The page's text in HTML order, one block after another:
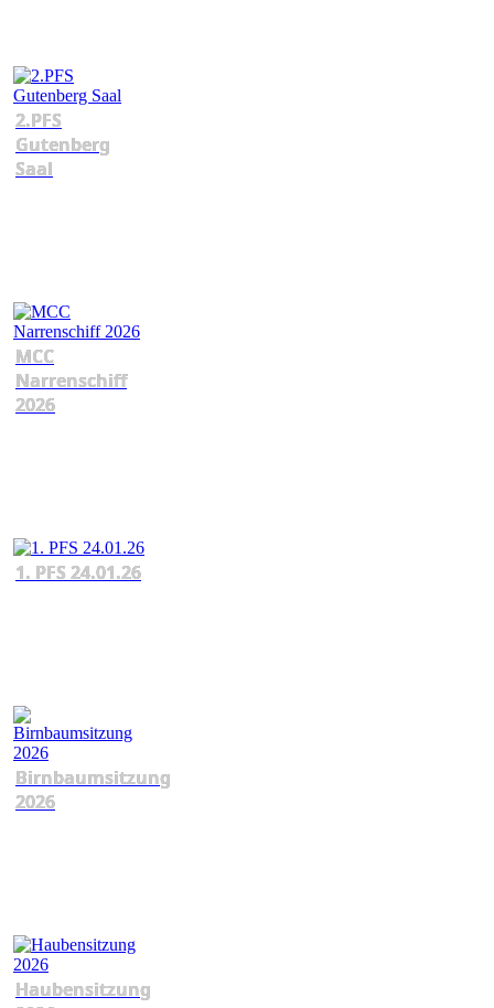
2.PFS
Gutenberg
Saal
MCC
Narrenschiff
2026
1. PFS 24.01.26
Birnbaumsitzung
2026
Haubensitzung